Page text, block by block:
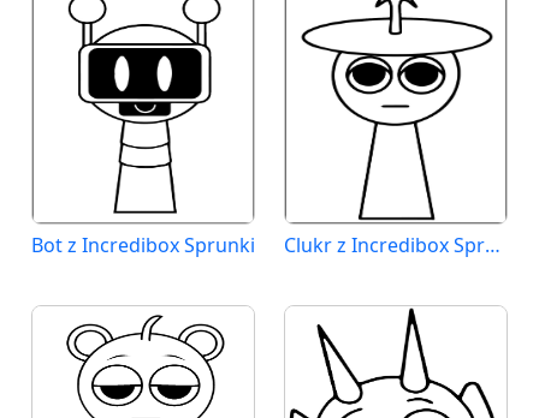
Bot z Incredibox Sprunki Clukr z Incredibox Sprunki